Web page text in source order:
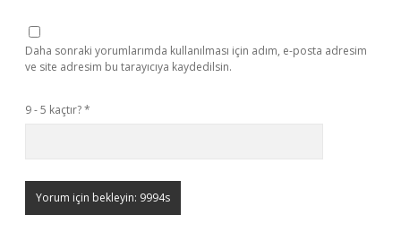
Daha sonraki yorumlarımda kullanılması için adım, e-posta adresim
ve site adresim bu tarayıcıya kaydedilsin.
9 - 5 kaçtır?*